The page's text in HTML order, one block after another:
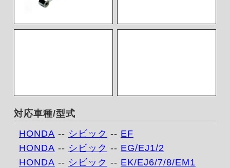
対応車種/型式
HONDA -- シビック -- EF
HONDA -- シビック -- EG/EJ1/2
HONDA -- シビック -- EK/EJ6/7/8/EM1